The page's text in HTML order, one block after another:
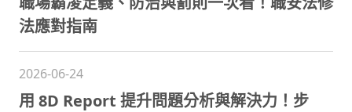
法應對指南
2026-06-24
用 8D Report 提升問題分析與解決力！步